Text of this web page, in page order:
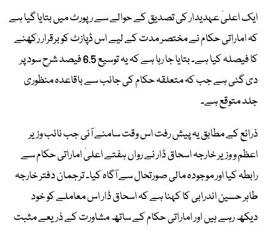
ایک اعلیٰ عہدیدار کی تصدیق کے حوالے سے رپورٹ میں بتایا گیا ہے
کہ اماراتی حکام نے مختصر مدت کے لیے اس ڈپازٹ کو برقرار رکھنے
کا فیصلہ کیا ہے۔ بتایا جا رہا ہے کہ یہ توسیع 6.5 فیصد شرح سود پر
دی گئی ہے جب کہ متعلقہ حکام کی جانب سے باقاعدہ منظوری
جلد متوقع ہے۔
ذرائع کے مطابق یہ پیش رفت اس وقت سامنے آئی جب نائب وزیر
اعظم و وزیر خارجہ اسحاق ڈار نے رواں ہفتے اعلیٰ اماراتی حکام سے
رابطہ کیا اور موجودہ مالی صورتحال سے آگاہ کیا۔ ترجمان دفتر خارجہ
طاہر حسین اندرابی کا کہنا ہے کہ اسحاق ڈار اس معاملے کو خود
دیکھ رہے ہیں اور اماراتی حکام کے ساتھ مشاورت کے ذریعے مثبت